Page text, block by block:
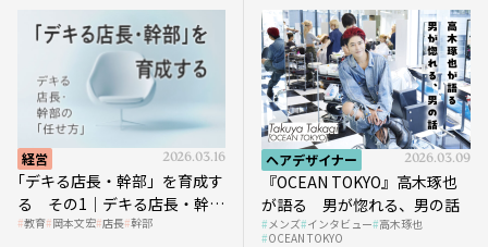
経営 2026.03.16
｢デキる店長・幹部」を育成す
る その1｜デキる店長・幹部
の「任せ方」
教育 岡本文宏 店長 幹部
ヘアデザイナー 2026.03.09
『OCEAN TOKYO』高木琢也
が語る 男が惚れる、男の話
メンズ インタビュー 高木琢也
OCEAN TOKYO